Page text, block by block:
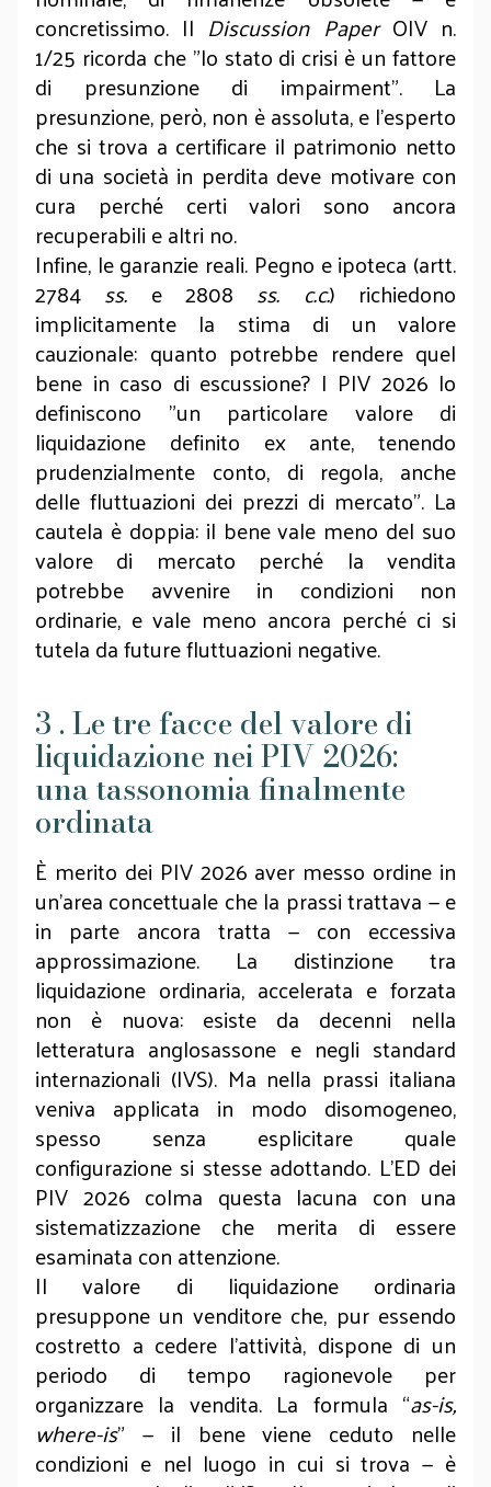
concretissimo. Il Discussion PaperOIV n.
1/25 ricorda che "lo stato di crisi è un fattore
di presunzione di impairment". La
presunzione, però, non è assoluta, e l’esperto
che si trova a certificare il patrimonio netto
di una società in perdita deve motivare con
cura perché certi valori sono ancora
recuperabili e altri no.
Infine, le garanzie reali. Pegno e ipoteca (artt.
2784 ss. e 2808 ss. c.c.) richiedono
implicitamente la stima di un valore
cauzionale: quanto potrebbe rendere quel
bene in caso di escussione? I PIV 2026 lo
definiscono "un particolare valore di
liquidazione definito ex ante, tenendo
prudenzialmente conto, di regola, anche
delle fluttuazioni dei prezzi di mercato". La
cautela è doppia: il bene vale meno del suo
valore di mercato perché la vendita
potrebbe avvenire in condizioni non
ordinarie, e vale meno ancora perché ci si
tutela da future fluttuazioni negative.
3 . Le tre facce del valore di
liquidazione nei PIV 2026:
una tassonomia finalmente
ordinata
È merito dei PIV 2026 aver messo ordine in
un’area concettuale che la prassi trattava — e
in parte ancora tratta — con eccessiva
approssimazione. La distinzione tra
liquidazione ordinaria, accelerata e forzata
non è nuova: esiste da decenni nella
letteratura anglosassone e negli standard
internazionali (IVS). Ma nella prassi italiana
veniva applicata in modo disomogeneo,
spesso senza esplicitare quale
configurazione si stesse adottando. L’ED dei
PIV 2026 colma questa lacuna con una
sistematizzazione che merita di essere
esaminata con attenzione.
Il valore di liquidazione ordinaria
presuppone un venditore che, pur essendo
costretto a cedere l’attività, dispone di un
periodo di tempo ragionevole per
organizzare la vendita. La formula “as-is,
where-is” — il bene viene ceduto nelle
condizioni e nel luogo in cui si trova — è